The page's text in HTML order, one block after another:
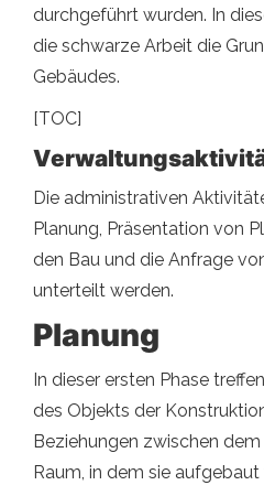
durchgeführt wurden. In
die schwarze Arbeit die
Gebäudes.
[TOC]
Die administrativen
Planung, Präsentation von
den Bau und die Anfrage
unterteilt werden.
Planung
In dieser ersten Phase
des Objekts der
Beziehungen zwischen
Raum, in dem sie